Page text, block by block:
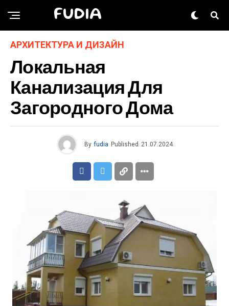
FUDIA
АРХИТЕКТУРА И ДИЗАЙН
Локальная
Канализация Для
Загородного Дома
By fudia Published 21.07.2024